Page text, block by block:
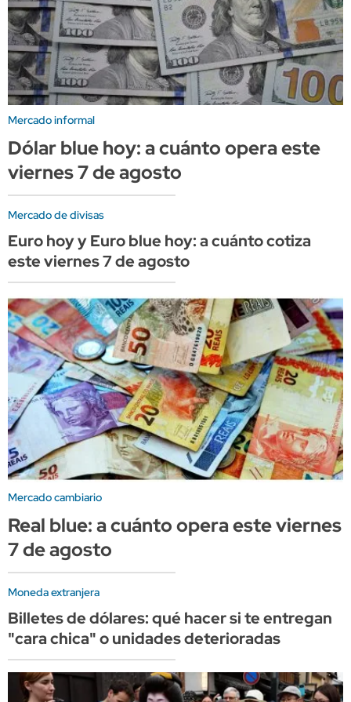
Mercado informal
Dólar blue hoy: a cuánto opera este
viernes 7 de agosto
Mercado de divisas
Euro hoy y Euro blue hoy: a cuánto cotiza
este viernes 7 de agosto
Mercado cambiario
Real blue: a cuánto opera este viernes
7 de agosto
Moneda extranjera
Billetes de dólares: qué hacer si te entregan
"cara chica" o unidades deterioradas